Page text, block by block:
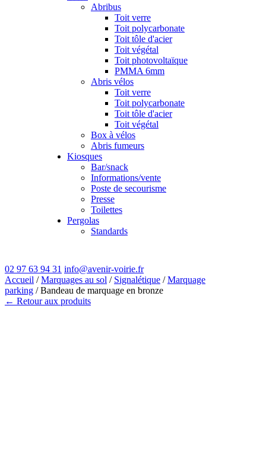
Abribus
Toit verre
Toit polycarbonate
Toit tôle d'acier
Toit végétal
Toit photovoltaïque
PMMA 6mm
Abris vélos
Toit verre
Toit polycarbonate
Toit tôle d'acier
Toit végétal
Box à vélos
Abris fumeurs
Kiosques
Bar/snack
Informations/vente
Poste de secourisme
Presse
Toilettes
Pergolas
Standards
02 97 63 94 31 info@avenir-voirie.fr
Accueil /Marquages au sol / Signalétique /Marquage
parking / Bandeau de marquage en bronze
← Retour aux produits